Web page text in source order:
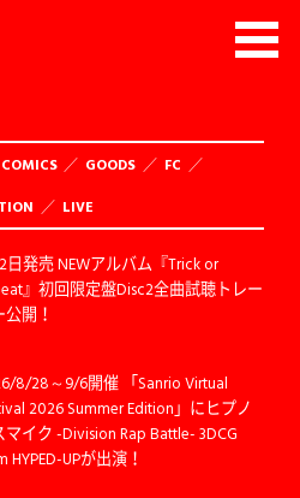
COMICS GOODS FC
LIVE
日発売 NEWアルバム『Trick or
』初回限定盤Disc2全曲試聴トレー
公開！
8/28～9/6開催 「Sanrio Virtual
2026 Summer Edition」にヒプノ
マイク -Division Rap Battle- 3DCG
HYPED-UPが出演！